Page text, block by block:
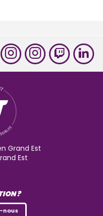
Grand Est
Est
?
nous